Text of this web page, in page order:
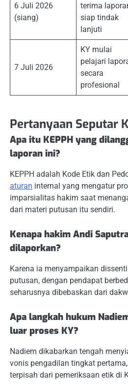
6 Juli 2026
(siang)
terima
siap tindak
lanjuti
7 Juli 2026
KY mulai
pelajari
secara
profesional
Pertanyaan Seputar
Apa itu KEPPH yang
laporan ini?
KEPPH adalah Kode Etik dan
aturan internal yang mengatur
imparsialitas hakim saat
dari materi putusan itu sendiri.
Kenapa hakim Andi
dilaporkan?
Karena ia menyampaikan
putusan, dengan pendapat
seharusnya dibebaskan dari
Apa langkah hukum
luar proses KY?
Nadiem dikabarkan tengah
vonis pengadilan tingkat
terpisah dari pemeriksaan etik di